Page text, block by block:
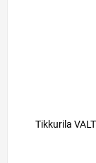
Tikkurila